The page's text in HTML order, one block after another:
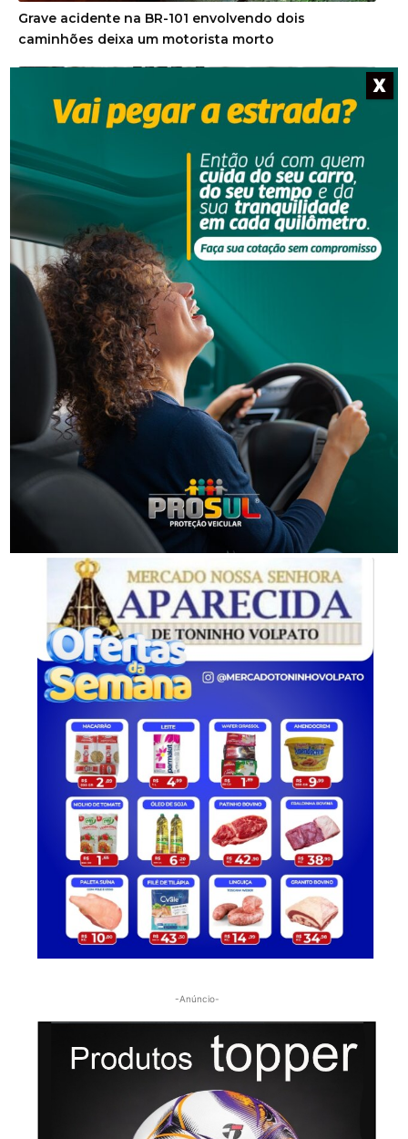
Grave acidente na BR-101 envolvendo dois
caminhões deixa um motorista morto
Segurança
Corpo de homem é encontrado em rio
Segurança
Golpes por WhatsApp levam à apreensão de dois
adolescentes em SC
-Anúncio-
X